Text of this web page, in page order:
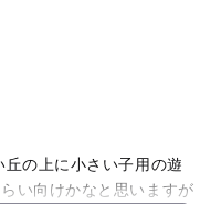
の上に小さい子用の遊
い向けかなと思いますが